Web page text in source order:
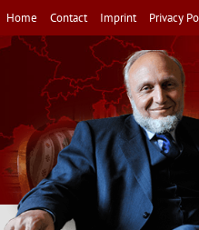
Skip
to
main
Home Contact Imprint Privacy